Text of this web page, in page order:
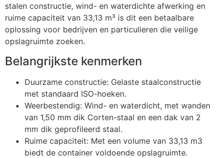
stalen constructie, wind- en waterdichte afwerking en
ruime capaciteit van 33,13 m³ is dit een betaalbare
oplossing voor bedrijven en particulieren die veilige
opslagruimte zoeken.
Belangrijkste kenmerken
Duurzame constructie: Gelaste staalconstructie
met standaard ISO-hoeken.
Weerbestendig: Wind- en waterdicht, met wanden
van 1,50 mm dik Corten-staal en een dak van 2
mm dik geprofileerd staal.
Ruime capaciteit: Met een volume van 33,13 m3
biedt de container voldoende opslagruimte.